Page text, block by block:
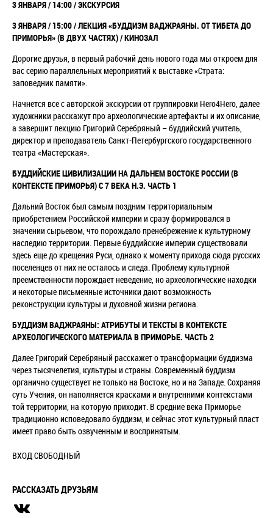
3 ЯНВАРЯ / 14:00 / ЭКСКУРСИЯ
3 ЯНВАРЯ / 15:00 / ЛЕКЦИЯ «БУДДИЗМ ВАДЖРАЯНЫ. ОТ ТИБЕТА ДО
ПРИМОРЬЯ» (В ДВУХ ЧАСТЯХ) / КИНОЗАЛ
Дорогие друзья, в первый рабочий день нового года мы откроем для
вас серию параллельных мероприятий к выставке «Страта:
заповедник памяти».
Начнется все с авторской экскурсии от группировки Hero4Hero, далее
художники расскажут про археологические артефакты и их описание,
а завершит лекцию Григорий Серебряный – буддийский учитель,
директор и преподаватель Санкт-Петербургского государственного
театра «Мастерская».
БУДДИЙСКИЕ ЦИВИЛИЗАЦИИ НА ДАЛЬНЕМ ВОСТОКЕ РОССИИ (В
КОНТЕКСТЕ ПРИМОРЬЯ) С 7 ВЕКА Н.Э. ЧАСТЬ 1
Дальний Восток был самым поздним территориальным
приобретением Российской империи и сразу формировался в
значении сырьевом, что порождало пренебрежение к культурному
наследию территории. Первые буддийские империи существовали
здесь еще до крещения Руси, однако к моменту прихода сюда русских
поселенцев от них не осталось и следа. Проблему культурной
преемственности порождает неведение, но археологические находки
и некоторые письменные источники дают возможность
реконструкции культуры и духовной жизни региона.
БУДДИЗМ ВАДЖРАЯНЫ: АТРИБУТЫ И ТЕКСТЫ В КОНТЕКСТЕ
АРХЕОЛОГИЧЕСКОГО МАТЕРИАЛА В ПРИМОРЬЕ. ЧАСТЬ 2
Далее Григорий Серебряный расскажет о трансформации буддизма
через тысячелетия, культуры и страны. Современный буддизм
органично существует не только на Востоке, но и на Западе. Сохраняя
суть Учения, он наполняется красками и внутренними контекстами
той территории, на которую приходит. В средние века Приморье
традиционно исповедовало буддизм, и сейчас этот культурный пласт
имеет право быть озвученным и воспринятым.
ВХОД СВОБОДНЫЙ
РАССКАЗАТЬ ДРУЗЬЯМ